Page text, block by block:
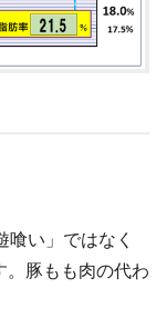
い」ではなく
。豚もも肉の代わ